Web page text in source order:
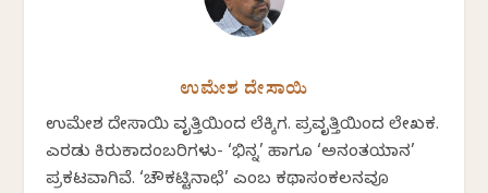
ಉಮೇಶ ದೇಸಾಯಿ
ಉಮೇಶ ದೇಸಾಯಿ ವೃತ್ತಿಯಿಂದ ಲೆಕ್ಕಿಗ. ಪ್ರವೃತ್ತಿಯಿಂದ ಲೇಖಕ.
ಎರಡು ಕಿರುಕಾದಂಬರಿಗಳು- ‘ಭಿನ್ನ’ ಹಾಗೂ ‘ಅನಂತಯಾನ’
ಪ್ರಕಟವಾಗಿವೆ. ‘ಚೌಕಟ್ಟಿನಾಛೆ’ ಎಂಬ ಕಥಾಸಂಕಲನವೂ